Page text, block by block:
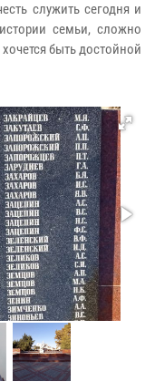
служить сегодня и
семьи, сложно
быть достойной